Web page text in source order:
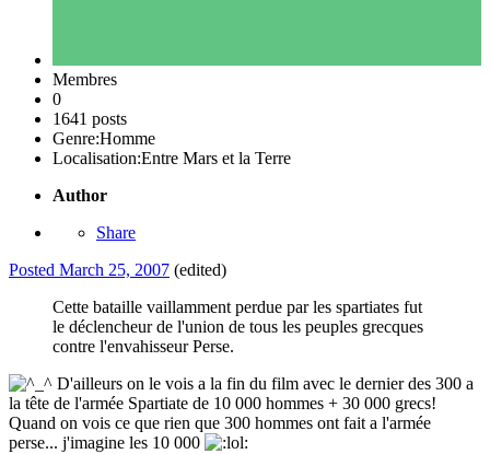
Membres
0
1641 posts
Genre:Homme
Localisation:Entre Mars et la Terre
Author
Share
Posted March 25, 2007 (edited)
Cette bataille vaillamment perdue par les spartiates fut
le déclencheur de l'union de tous les peuples grecques
contre l'envahisseur Perse.
D'ailleurs on le vois a la fin du film avec le dernier des 300 a
la tête de l'armée Spartiate de 10 000 hommes + 30 000 grecs!
Quand on vois ce que rien que 300 hommes ont fait a l'armée
perse... j'imagine les 10 000